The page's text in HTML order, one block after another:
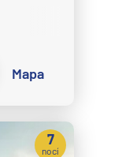
Mapa
7
nocí